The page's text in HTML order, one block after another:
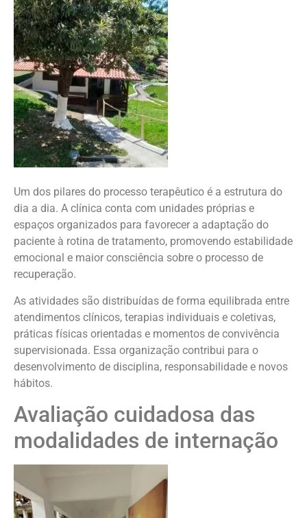
Um dos pilares do processo terapêutico é a estrutura do
dia a dia. A clínica conta com unidades próprias e
espaços organizados para favorecer a adaptação do
paciente à rotina de tratamento, promovendo estabilidade
emocional e maior consciência sobre o processo de
recuperação.
As atividades são distribuídas de forma equilibrada entre
atendimentos clínicos, terapias individuais e coletivas,
práticas físicas orientadas e momentos de convivência
supervisionada. Essa organização contribui para o
desenvolvimento de disciplina, responsabilidade e novos
hábitos.
Avaliação cuidadosa das
modalidades de internação